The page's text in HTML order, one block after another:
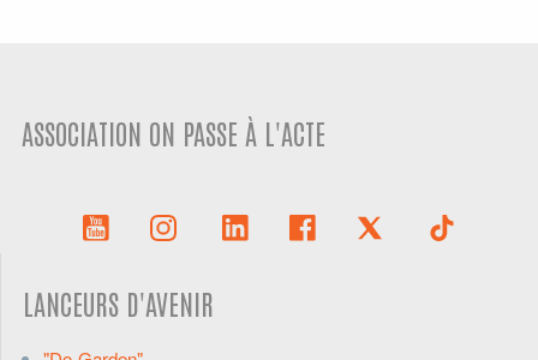
ASSOCIATION ON PASSE À L'ACTE
LANCEURS D'AVENIR